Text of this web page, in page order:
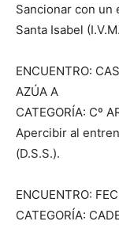
Sancionar con un
Santa Isabel
ENCUENTRO:
AZÚA A
CATEGORÍA: Cº
Apercibir al
(D.S.S.).
ENCUENTRO:
CATEGORÍA: